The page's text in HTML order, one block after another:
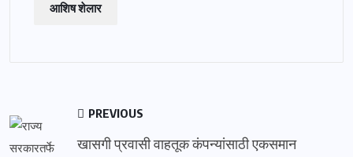
आशिष शेलार
PREVIOUS
खासगी प्रवासी वाहतूक कंपन्यांसाठी एकसमान